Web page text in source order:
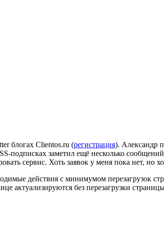
блогах Clientos.ru (регистрация). Александр
подписках заметил ещё несколько
сервис. Хоть заявок у меня пока нет, но
действия с минимумом перезагрузок
без перезагрузки